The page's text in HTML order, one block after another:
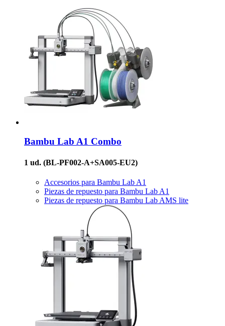
Bambu Lab A1 Combo
1 ud. (BL-PF002-A+SA005-EU2)
Accesorios para Bambu Lab A1
Piezas de repuesto para Bambu Lab A1
Piezas de repuesto para Bambu Lab AMS lite